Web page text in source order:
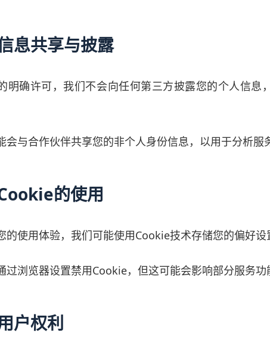
息共享与披露
明确许可，我们不会向任何第三方披露您的个人信
会与合作伙伴共享您的非个人身份信息，以用于分析
的使用
的使用体验，我们可能使用Cookie技术存储您的偏好设
过浏览器设置禁用Cookie，但这可能会影响部分服务功
户权利